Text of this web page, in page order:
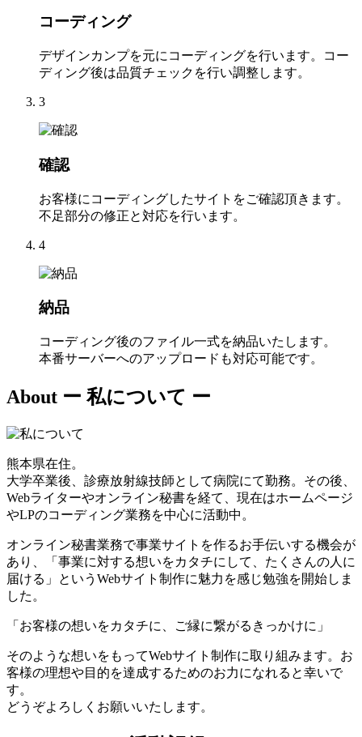
コーディング
デザインカンプを元にコーディングを行います。コー
ディング後は品質チェックを行い調整します。
3
確認
お客様にコーディングしたサイトをご確認頂きます。
不足部分の修正と対応を行います。
4
納品
コーディング後のファイル一式を納品いたします。
本番サーバーへのアップロードも対応可能です。
About ー 私について ー
熊本県在住。
大学卒業後、診療放射線技師として病院にて勤務。その後、
Webライターやオンライン秘書を経て、現在はホームページ
やLPのコーディング業務を中心に活動中。
オンライン秘書業務で事業サイトを作るお手伝いする機会が
あり、「事業に対する想いをカタチにして、たくさんの人に
届ける」というWebサイト制作に魅力を感じ勉強を開始しま
した。
「お客様の想いをカタチに、ご縁に繋がるきっかけに」
そのような想いをもってWebサイト制作に取り組みます。お
客様の理想や目的を達成するためのお力になれると幸いで
す。
どうぞよろしくお願いいたします。